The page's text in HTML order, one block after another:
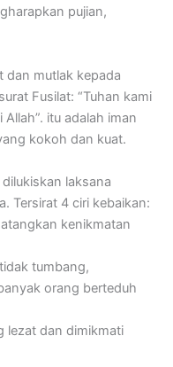
pujian,
dan mutlak kepada
Fusilat: “Tuhan kami
itu adalah iman
kokoh dan kuat.
laksana
Tersirat 4 ciri kebaikan:
kenikmatan
tumbang,
orang berteduh
lezat dan dimikmati